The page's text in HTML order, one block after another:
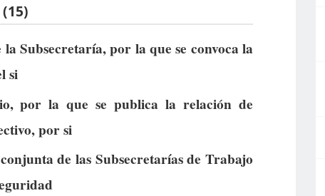
Subsecretaría, por la que se convoca la
si
por la que se publica la relación de
por si
de las Subsecretarías de Trabajo